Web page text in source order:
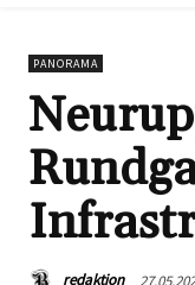
PANORAMA
redaktion